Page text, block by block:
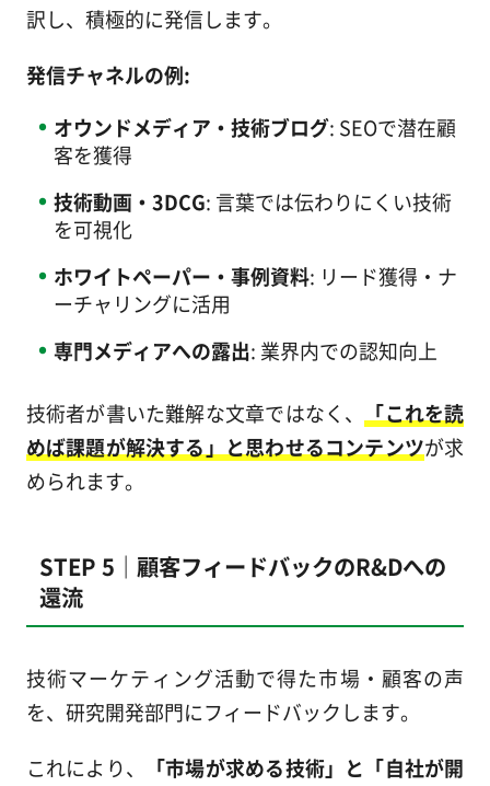
訳し、積極的に発信します。
発信チャネルの例:
オウンドメディア・技術ブログ: SEOで潜在顧
客を獲得
技術動画・3DCG: 言葉では伝わりにくい技術
を可視化
ホワイトペーパー・事例資料: リード獲得・ナ
ーチャリングに活用
専門メディアへの露出: 業界内での認知向上
技術者が書いた難解な文章ではなく、「これを読
めば課題が解決する」と思わせるコンテンツが求
められます。
STEP 5｜顧客フィードバックのR&Dへの
還流
技術マーケティング活動で得た市場・顧客の声
を、研究開発部門にフィードバックします。
これにより、
「市場が求める技術」と「自社が開